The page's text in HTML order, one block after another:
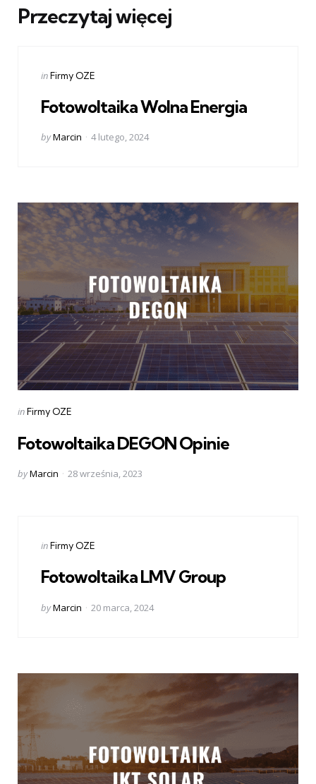
Przeczytaj więcej
Categories
Posted
inFirmy OZE
Fotowoltaika Wolna Energia
Posted
byMarcin 4 lutego, 2024
Categories
Posted
inFirmy OZE
Fotowoltaika DEGON Opinie
Posted
byMarcin 28 września, 2023
Categories
Posted
inFirmy OZE
Fotowoltaika LMV Group
Posted
byMarcin 20 marca, 2024